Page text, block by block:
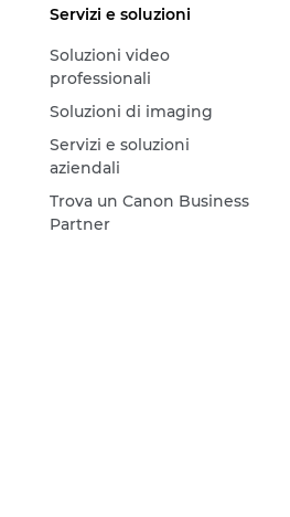
Servizi e soluzioni
Soluzioni video
professionali
Soluzioni di imaging
Servizi e soluzioni
aziendali
Trova un Canon Business
Partner